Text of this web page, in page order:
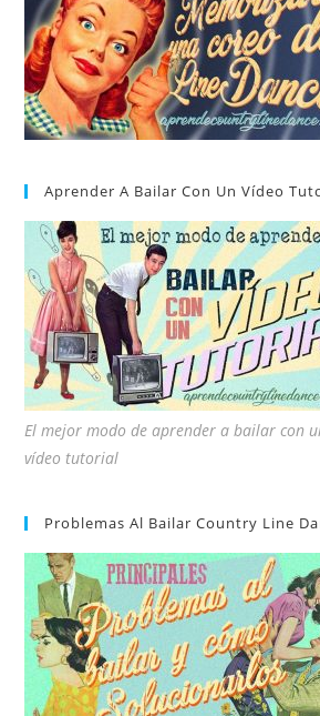
Aprender A Bailar Con Un Vídeo
El mejor modo de aprender a bailar con
vídeo tutorial
Problemas Al Bailar Country Line